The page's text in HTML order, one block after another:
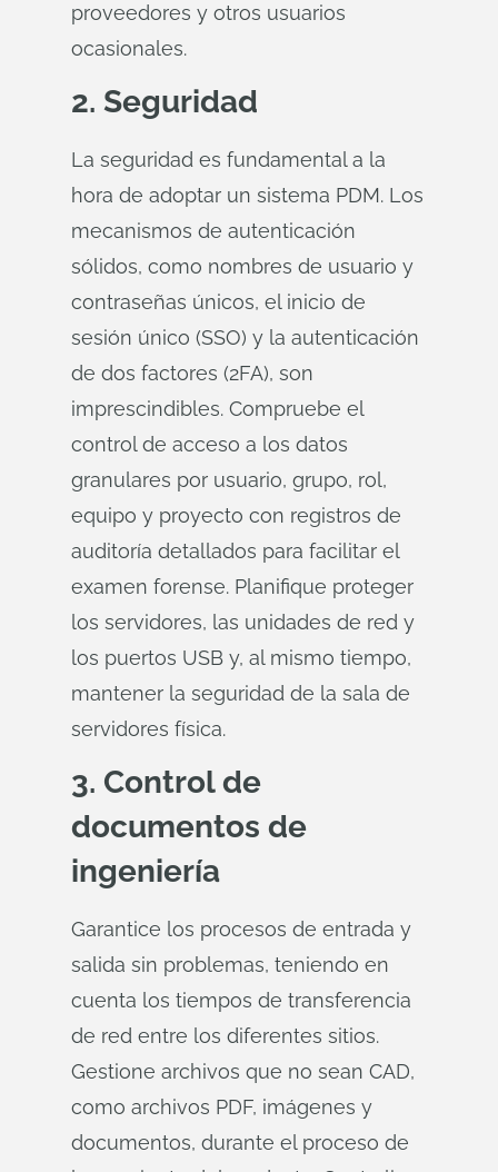
proveedores y otros usuarios
ocasionales.
2. Seguridad
La seguridad es fundamental a la
hora de adoptar un sistema PDM. Los
mecanismos de autenticación
sólidos, como nombres de usuario y
contraseñas únicos, el inicio de
sesión único (SSO) y la autenticación
de dos factores (2FA), son
imprescindibles. Compruebe el
control de acceso a los datos
granulares por usuario, grupo, rol,
equipo y proyecto con registros de
auditoría detallados para facilitar el
examen forense. Planifique proteger
los servidores, las unidades de red y
los puertos USB y, al mismo tiempo,
mantener la seguridad de la sala de
servidores física.
3. Control de
documentos de
ingeniería
Garantice los procesos de entrada y
salida sin problemas, teniendo en
cuenta los tiempos de transferencia
de red entre los diferentes sitios.
Gestione archivos que no sean CAD,
como archivos PDF, imágenes y
documentos, durante el proceso de